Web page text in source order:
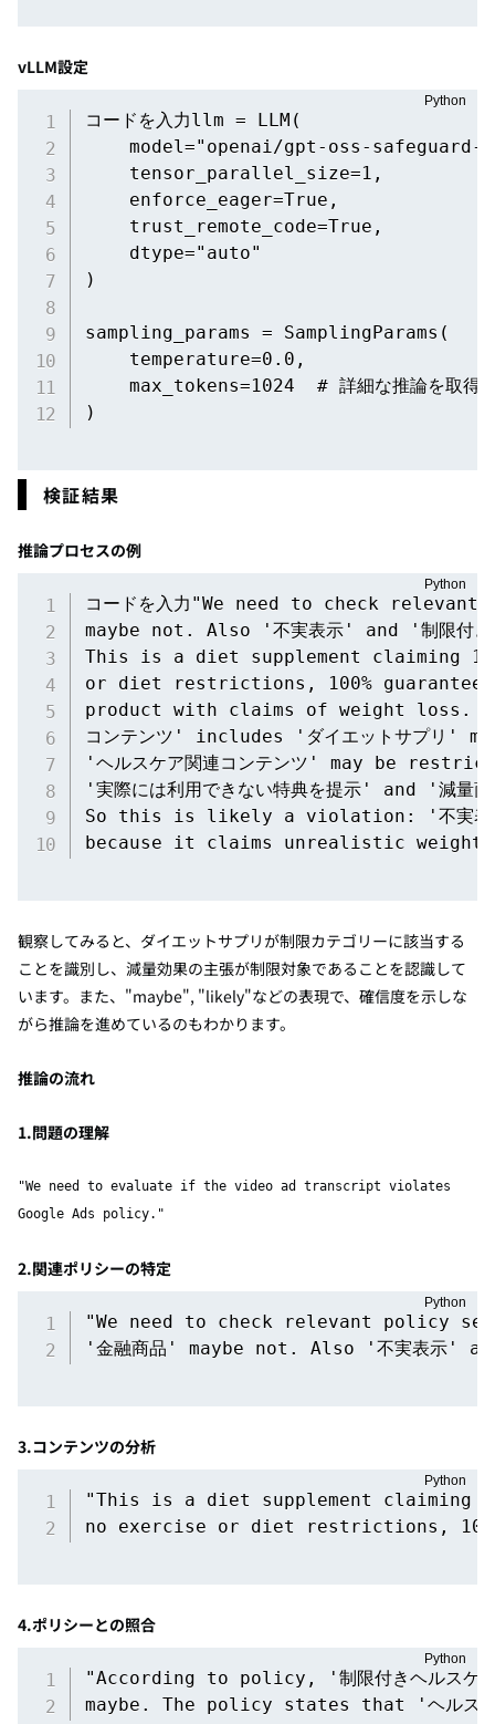
vLLM設定
コードを入力llm = LLM(
model="openai/gpt-oss-safeguard-
    tensor_parallel_size=1,
    enforce_eager=True,
    trust_remote_code=True,
    dtype="auto"
)
sampling_params = SamplingParams(
    temperature=0.0,
max_tokens=1024  # 詳細な推論を取得
)
検証結果
推論プロセスの例
コードを入力"We need to check
maybe not. Also '不実表示' and '制限付き
This is a diet supplement claiming
or diet restrictions, 100%
product with claims of weight loss.
コンテンツ' includes 'ダイエットサプ
'ヘルスケア関連コンテンツ' may be
'実際には利用できない特典を提示' and '減量
So this is likely a violation: '不実表示'
because it claims unrealistic
観察してみると、ダイエットサプリが制限カテゴリーに該当する
ことを識別し、減量効果の主張が制限対象であることを認識して
います。また、"maybe", "likely"などの表現で、確信度を示しな
がら推論を進めているのもわかります。
推論の流れ
1.問題の理解
"We need to evaluate if the video ad transcript violates
Google Ads policy."
2.関連ポリシーの特定
"We need to check relevant policy
'金融商品' maybe not. Also '不実表示' and
3.コンテンツの分析
"This is a diet supplement claiming
no exercise or diet restrictions,
4.ポリシーとの照合
"According to policy, '制限付きヘルスケ
maybe. The policy states that 'ヘルス